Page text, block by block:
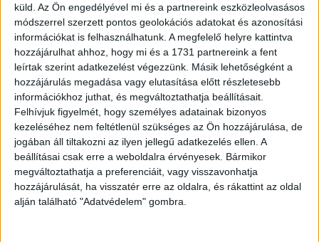
küld. Az Ön engedélyével mi és a partnereink eszközleolvasásos
módszerrel szerzett pontos geolokációs adatokat és azonosítási
információkat is felhasználhatunk. A megfelelő helyre kattintva
hozzájárulhat ahhoz, hogy mi és a 1731 partnereink a fent
leírtak szerint adatkezelést végezzünk. Másik lehetőségként a
hozzájárulás megadása vagy elutasítása előtt részletesebb
információkhoz juthat, és megváltoztathatja beállításait.
Felhívjuk figyelmét, hogy személyes adatainak bizonyos
kezeléséhez nem feltétlenül szükséges az Ön hozzájárulása, de
jogában áll tiltakozni az ilyen jellegű adatkezelés ellen. A
beállításai csak erre a weboldalra érvényesek. Bármikor
megváltoztathatja a preferenciáit, vagy visszavonhatja
hozzájárulását, ha visszatér erre az oldalra, és rákattint az oldal
alján található "Adatvédelem" gombra.
3. “A barátnőm macskája talán megbánta az anyaságot.”